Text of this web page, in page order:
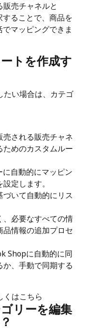
売チャネルと
ることで、商品を
マッピングできま
トを作成す
たい場合は、カテゴ
される販売チャネ
めのカスタムルー
自動的にマッピン
定します。
いて自動的にリス
、必要なすべての情
情報の追加プロセ
Shopに自動的に同
、手動で同期する
くはこちら
リーを編集